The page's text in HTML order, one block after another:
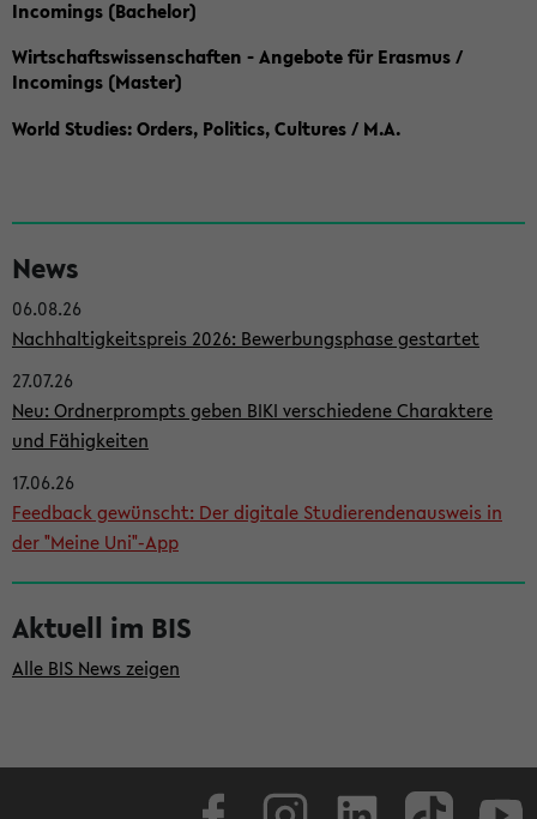
Incomings (Bachelor)
Wirtschaftswissenschaften - Angebote für Erasmus /
Incomings (Master)
World Studies: Orders, Politics, Cultures / M.A.
e
i
t
e
n
l
e
i
s
t
e
News
06.08.26
Nachhaltigkeitspreis 2026: Bewerbungsphase gestartet
27.07.26
Neu: Ordnerprompts geben BIKI verschiedene Charaktere
und Fähigkeiten
17.06.26
Feedback gewünscht: Der digitale Studierendenausweis in
der "Meine Uni"-App
Aktuell im BIS
Alle BIS News zeigen